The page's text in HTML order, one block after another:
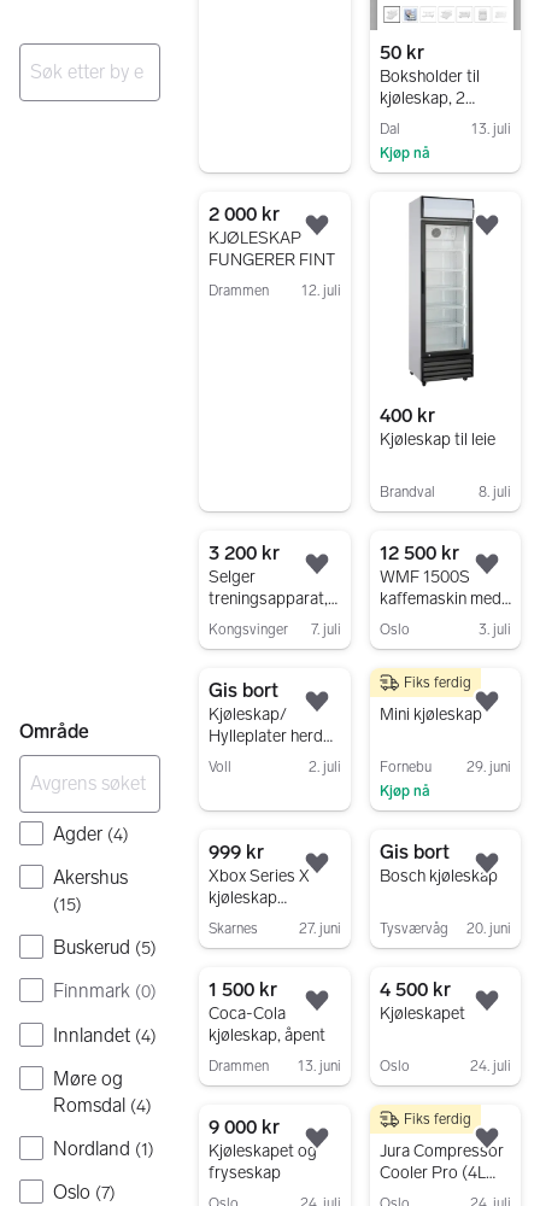
Område
Agder (4)
Akershus
(15)
Buskerud (5)
Finnmark (0)
Innlandet (4)
Møre og
Romsdal (4)
Nordland (1)
Oslo (7)
50 kr
Boksholder til
kjøleskap, 2
etasjer, justerbar
bredde
Dal
13. juli
Kjøp nå
2 000 kr
KJØLESKAP
FUNGERER FINT
Drammen 12. juli
Legg til som favoritt.
400 kr
Kjøleskap til leie
Brandval 8. juli
3 200 kr
Selger
treningsapparat,
kakefat 2 etg, tv
benk i glass og
Kongsvinger 7. juli
Legg til som favoritt.
12 500 kr
WMF 1500S
kaffemaskin med
kjøleskap
Oslo 3. juli
Gis bort
Kjøleskap/
Hylleplater herdet
sikkerhetsglass.
Voll 2. juli
Legg til som favoritt.
500 kr
Mini kjøleskap
Fornebu
29. juni
Kjøp nå
Fiks ferdig
999 kr
Xbox Series X
kjøleskap
svart/grønn
Skarnes 27. juni
Legg til som favoritt.
Gis bort
Bosch kjøleskap
Tysværvåg 20. juni
1 500 kr
Coca-Cola
kjøleskap, åpent
Drammen 13. juni
Legg til som favoritt.
4 500 kr
Kjøleskapet
Oslo 24. juli
9 000 kr
Kjøleskapet og
fryseskap
Legg til som favoritt.
1 400 kr
Jura Compressor
Cooler Pro (4L
Milk Cooler)
Fiks ferdig